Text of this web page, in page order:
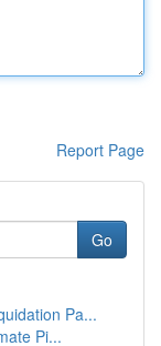
Report Page
Go
Pa...
Pi...